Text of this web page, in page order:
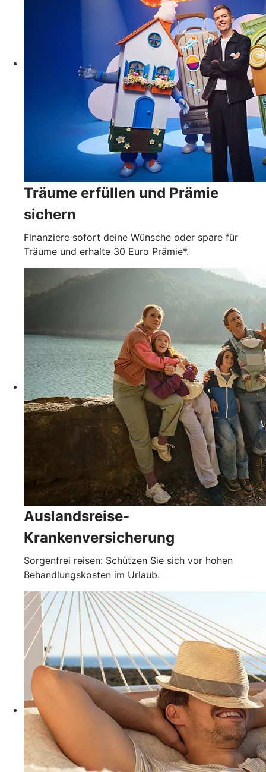
Träume erfüllen und Prämie
sichern
Finanziere sofort deine Wünsche oder spare für
Träume und erhalte 30 Euro Prämie*.
Auslandsreise-
Krankenversicherung
Sorgenfrei reisen: Schützen Sie sich vor hohen
Behandlungskosten im Urlaub.